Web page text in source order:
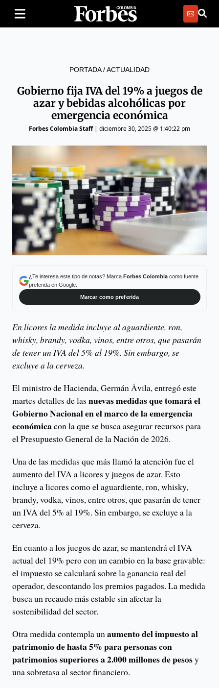
PORTADA/ACTUALIDAD
Gobierno fija IVA del 19% a juegos de
azar y bebidas alcohólicas por
emergencia económica
Forbes Colombia Staff| diciembre 30, 2025 @ 1:40:22 pm
¿Te interesa este tipo de notas? Marca Forbes Colombiacomo fuente
preferida en Google.
Marcar como preferida
En licores la medida incluye al aguardiente, ron,
whisky, brandy, vodka, vinos, entre otros, que pasarán
de tener un IVA del 5% al 19%. Sin embargo, se
excluye a la cerveza.
El ministro de Hacienda, Germán Ávila, entregó este
martes detalles de las nuevas medidas que tomará el
Gobierno Nacional en el marco de la emergencia
económicacon la que se busca asegurar recursos para
el Presupuesto General de la Nación de 2026.
Una de las medidas que más llamó la atención fue el
aumento del IVA a licores y juegos de azar. Esto
incluye a licores como el aguardiente, ron, whisky,
brandy, vodka, vinos, entre otros, que pasarán de tener
un IVA del 5% al 19%. Sin embargo, se excluye a la
cerveza.
En cuanto a los juegos de azar, se mantendrá el IVA
actual del 19% pero con un cambio en la base gravable:
el impuesto se calculará sobre la ganancia real del
operador, descontando los premios pagados. La medida
busca un recaudo más estable sin afectar la
sostenibilidad del sector.
Otra medida contempla unaumento del impuesto al
patrimonio de hasta 5% para personas con
patrimonios superiores a 2.000 millones de pesosy
una sobretasa al sector financiero.